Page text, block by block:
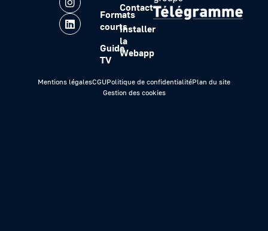
Formats
courts
Guide
TV
Contact
Installer
la
Webapp
Mentions légalesCGUPolitique de confidentialitéPlan du site
Gestion des cookies